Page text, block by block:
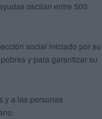
oscilan entre 500
social iniciado por su
y para garantizar su
y a las personas